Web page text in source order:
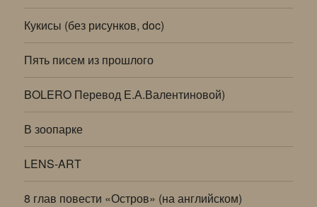
Кукисы (без рисунков, doc)
Пять писем из прошлого
BOLERO Перевод Е.А.Валентиновой)
В зоопарке
LENS-ART
8 глав повести «Остров» (на английском)